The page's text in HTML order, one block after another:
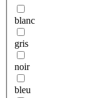
blanc
gris
noir
bleu